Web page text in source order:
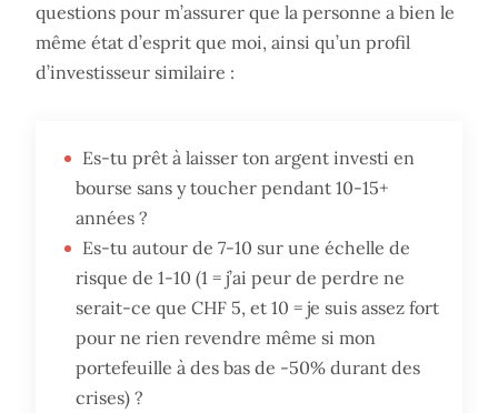
questions pour m’assurer que la personne a bien le
même état d’esprit que moi, ainsi qu’un profil
d’investisseur similaire :
Es-tu prêt à laisser ton argent investi en
bourse sans y toucher pendant 10-15+
années ?
Es-tu autour de 7-10 sur une échelle de
risque de 1-10 (1 = j’ai peur de perdre ne
serait-ce que CHF 5, et 10 = je suis assez fort
pour ne rien revendre même si mon
portefeuille à des bas de -50% durant des
crises) ?